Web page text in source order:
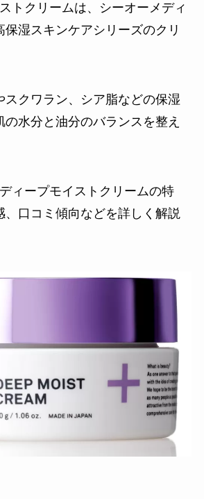
トクリームは、シーオーメディ
保湿スキンケアシリーズのクリ
スクワラン、シア脂などの保湿
の水分と油分のバランスを整え
ィープモイストクリームの特
、口コミ傾向などを詳しく解説